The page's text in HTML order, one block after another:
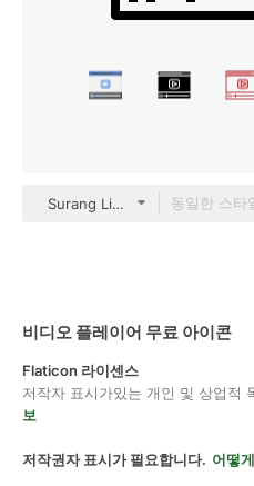
Surang Lineal
비디오 플레이어 무료 아이콘
Flaticon 라이센스
저작자 표시가있는 개인 및 상업적
보
저작권자 표시가 필요합니다. 어떻